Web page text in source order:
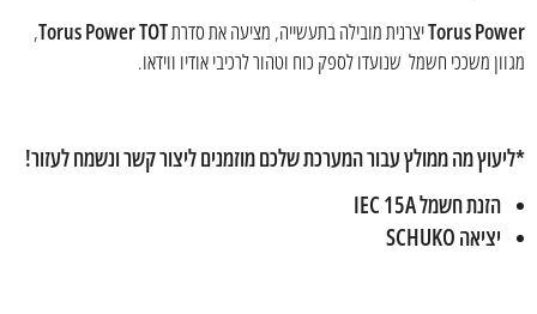
Torus Powerיצרנית מובילה בתעשייה, מציעה את סדרתTorus Power TOT
,
מגוון משככי חשמל שנועדו לספק כוח וטהור לרכיבי אודיו ווידאו.
*ליעוץ מה ממולץ עבור המערכת שלכם מוזמנים ליצור קשר ונשמח לעזור!
הזנת חשמל IEC 15A
יציאה SCHUKO